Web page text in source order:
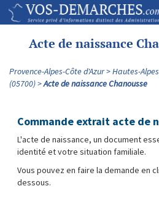
Acte de naissance
Provence-Alpes-Côte d'Azur Hautes-Alpes
(05700)
Acte de naissance Chanousse
Commande extrait acte de
L'acte de naissance, un document
identité et votre situation familiale.
Vous pouvez en faire la demande en
dessous.